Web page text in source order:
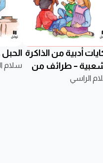
أدبية من الذاكرة
– طرائف من
لطلاب اليوم
الراسي
الحبل
سلام